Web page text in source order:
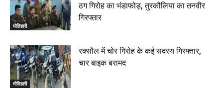
मोतिहारी
ठग गिरोह का भंडाफोड़, तुरकौलिया का तनवीर
गिरफ्तार
मोतिहारी
रक्सौल में चोर गिरोह के कई सदस्य गिरफ्तार,
चार बाइक बरामद